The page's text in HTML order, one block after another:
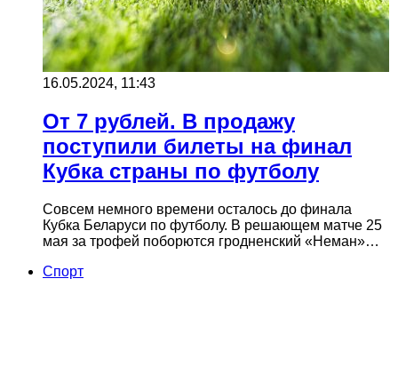
16.05.2024, 11:43
От 7 рублей. В продажу
поступили билеты на финал
Кубка страны по футболу
Совсем немного времени осталось до финала
Кубка Беларуси по футболу. В решающем матче 25
мая за трофей поборются гродненский «Неман»…
Cпорт